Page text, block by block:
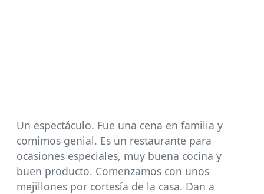
Un espectáculo. Fue una cena en familia y
comimos genial. Es un restaurante para
ocasiones especiales, muy buena cocina y
buen producto. Comenzamos con unos
mejillones por cortesía de la casa. Dan a